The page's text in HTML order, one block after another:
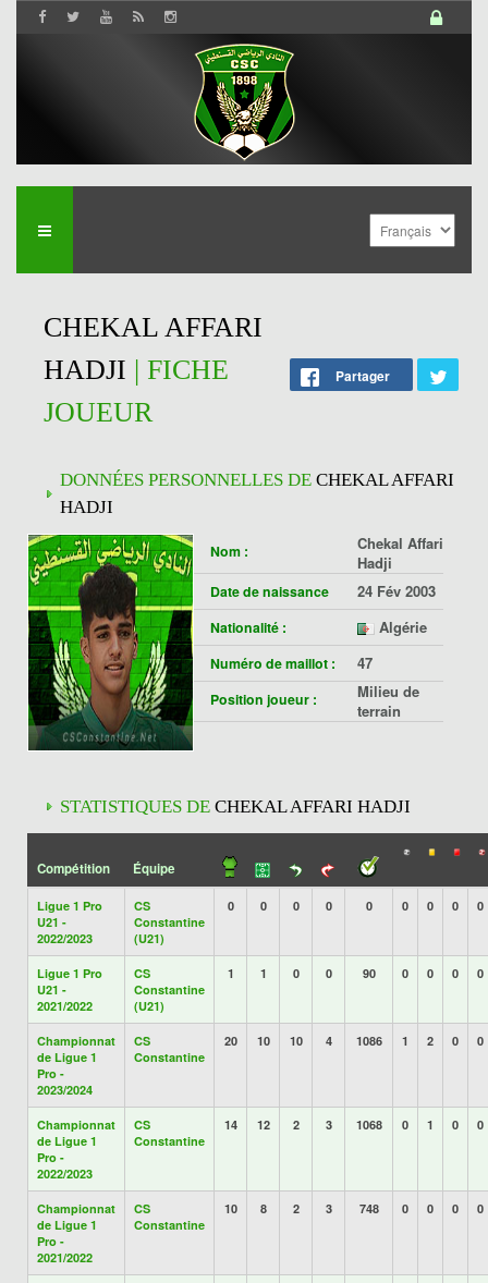
CHEKAL AFFARI
HADJI | FICHE
JOUEUR
Partager
DONNÉES PERSONNELLES DE CHEKAL AFFARI
HADJI
Nom :
Chekal Affari
Hadji
Date de naissance 24 Fév 2003
Nationalité : Algérie
Numéro de maillot : 47
Position joueur :
Milieu de
terrain
STATISTIQUES DE CHEKAL AFFARI HADJI
Compétition Équipe
Ligue 1 Pro
U21 -
2022/2023
CS
Constantine
(U21)
0 0 0 0 0 0 0 0 0
Ligue 1 Pro
U21 -
2021/2022
CS
Constantine
(U21)
1 1 0 0 90 0 0 0 0
Championnat
de Ligue 1
Pro -
2023/2024
CS
Constantine
20 10 10 4 1086 1 2 0 0
Championnat
de Ligue 1
Pro -
2022/2023
CS
Constantine
14 12 2 3 1068 0 1 0 0
Championnat
de Ligue 1
Pro -
2021/2022
CS
Constantine
10 8 2 3 748 0 0 0 0